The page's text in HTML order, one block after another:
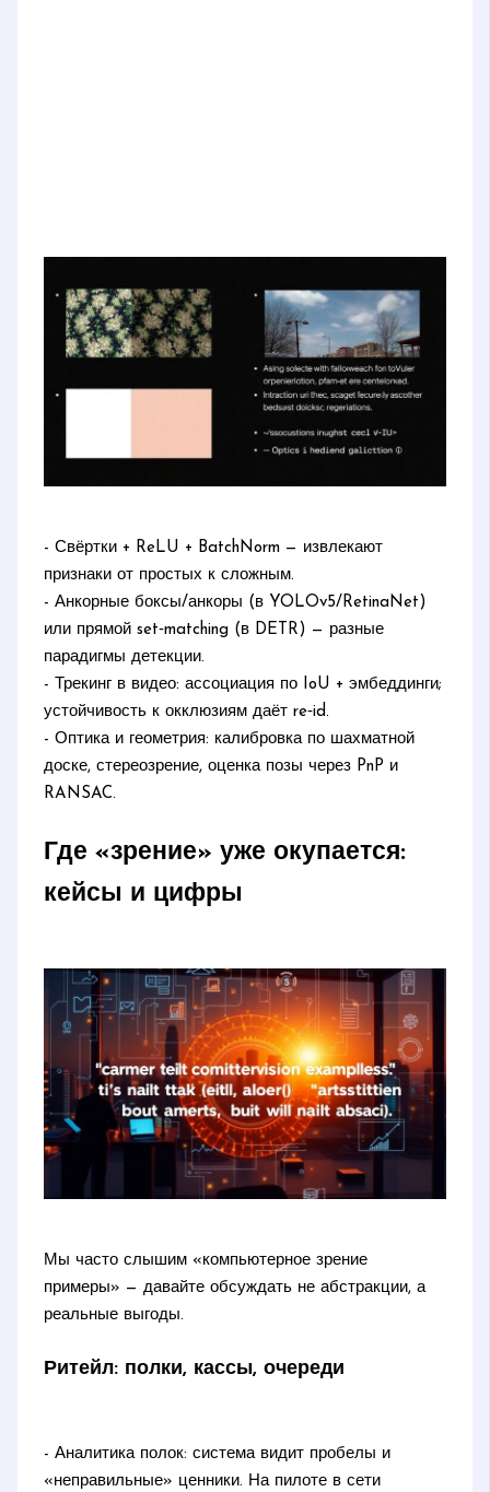
- Свёртки + ReLU + BatchNorm — извлекают
признаки от простых к сложным.
- Анкорные боксы/анкоры (в YOLOv5/RetinaNet)
или прямой set‑matching (в DETR) — разные
парадигмы детекции.
- Трекинг в видео: ассоциация по IoU + эмбеддинги;
устойчивость к окклюзиям даёт re‑id.
- Оптика и геометрия: калибровка по шахматной
доске, стереозрение, оценка позы через PnP и
RANSAC.
Где «зрение» уже окупается:
кейсы и цифры
Мы часто слышим «компьютерное зрение
примеры» — давайте обсуждать не абстракции, а
реальные выгоды.
Ритейл: полки, кассы, очереди
- Аналитика полок: система видит пробелы и
«неправильные» ценники. На пилоте в сети